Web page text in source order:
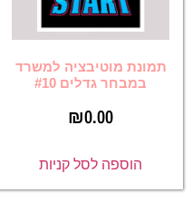
תמונת מוטיבציה למשרד
במבחר גדלים #10
₪0.00
הוספה לסל קניות